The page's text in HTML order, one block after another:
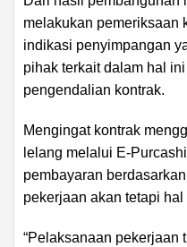
melakukan pemeriksaan
indikasi penyimpangan
pihak terkait dalam hal
pengendalian kontrak.
Mengingat kontrak
lelang melalui E-
pembayaran
pekerjaan akan tetapi
“Pelaksanaan pekerjaan